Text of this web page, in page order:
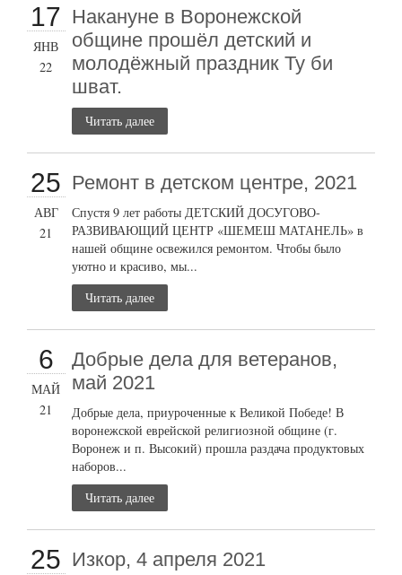
17
ЯНВ
22
Накануне в Воронежской
общине прошёл детский и
молодёжный праздник Ту би
шват.
Читать далее
25
АВГ
21
Ремонт в детском центре, 2021
Спустя 9 лет работы ДЕТСКИЙ ДОСУГОВО-
РАЗВИВАЮЩИЙ ЦЕНТР «ШЕМЕШ МАТАНЕЛЬ» в
нашей общине освежился ремонтом. Чтобы было
уютно и красиво, мы...
Читать далее
6
МАЙ
21
Добрые дела для ветеранов,
май 2021
Добрые дела, приуроченные к Великой Победе! В
воронежской еврейской религиозной общине (г.
Воронеж и п. Высокий) прошла раздача продуктовых
наборов...
Читать далее
25 Изкор, 4 апреля 2021